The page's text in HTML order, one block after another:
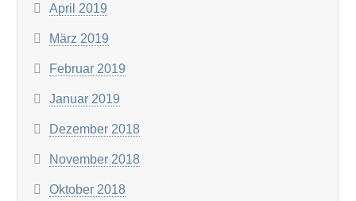
April 2019
März 2019
Februar 2019
Januar 2019
Dezember 2018
November 2018
Oktober 2018